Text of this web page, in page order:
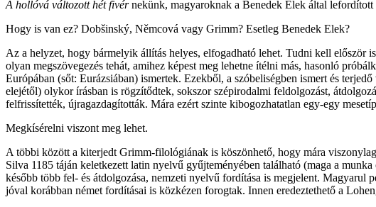
A hollóvá változott hét fivérnekünk, magyaroknak a Benedek Elek által lefordított
Hogy is van ez? Dobšinský, Němcová vagy Grimm? Esetleg Benedek Elek?
Az a helyzet, hogy bármelyik állítás helyes, elfogadható lehet. Tudni kell először
olyan megszövegezés tehát, amihez képest meg lehetne ítélni más, hasonló
Európában (sőt: Eurázsiában) ismertek. Ezekből, a szóbeliségben ismert és
elejétől) olykor írásban is rögzítődtek, sokszor szépirodalmi feldolgozást,
felfrissítették, újragazdagították. Mára ezért szinte kibogozhatatlan egy-egy
Megkísérelni viszont meg lehet.
A többi között a kiterjedt Grimm-filológiának is köszönhető, hogy mára
Silva 1185 táján keletkezett latin nyelvű gyűjteményében található (maga a
később több fel- és átdolgozása, nemzeti nyelvű fordítása is megjelent. Magyarul
jóval korábban német fordításai is közkézen forogtak. Innen eredeztethető a